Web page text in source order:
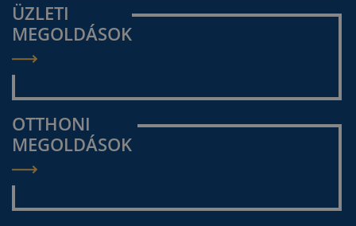
ÜZLETI
MEGOLDÁSOK
OTTHONI
MEGOLDÁSOK